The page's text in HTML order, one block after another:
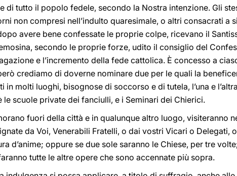
di tutto il popolo fedele, secondo la Nostra intenzione. Gli
non compresi nell’indulto quaresimale, o altri consacrati a
avere bene confessate le proprie colpe, ricevano il
secondo le proprie forze, udito il consiglio del
e l’incremento della fede cattolica. È concesso a
crediamo di doverne nominare due per le quali la
in molti luoghi, bisognose di soccorso e di tutela, l’una e
le scuole private dei fanciulli, e i Seminari dei Chierici.
fuori della città e in qualunque altro luogo, visiteranno
da Voi, Venerabili Fratelli, o dai vostri Vicari o Delegati,
d’anime; oppure se due sole saranno le Chiese, per tre
tutte le altre opere che sono accennate più sopra.